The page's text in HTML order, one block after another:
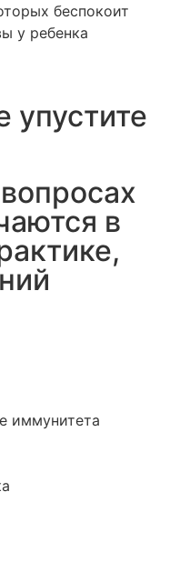
беспокоит
у ребенка
упустите
в
иммунитета